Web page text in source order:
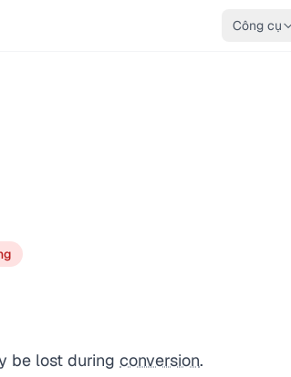
Công cụ
be lost during conversion.